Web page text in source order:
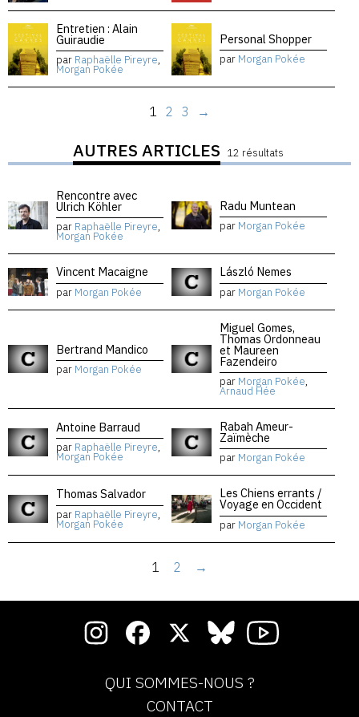
Entretien : Alain
Guiraudie
par Raphaëlle Pireyre,
Morgan Pokée
Personal Shopper
par Morgan Pokée
1 2 3 →
AUTRES ARTICLES 12 résultats
Rencontre avec
Ulrich Köhler
par Raphaëlle Pireyre,
Morgan Pokée
Radu Muntean
par Morgan Pokée
Vincent Macaigne
par Morgan Pokée
László Nemes
par Morgan Pokée
Bertrand Mandico
par Morgan Pokée
Miguel Gomes,
Thomas Ordonneau
et Maureen
Fazendeiro
par Morgan Pokée,
Arnaud Hée
Antoine Barraud
par Raphaëlle Pireyre,
Morgan Pokée
Rabah Ameur-
Zaïmèche
par Morgan Pokée
Thomas Salvador
par Raphaëlle Pireyre,
Morgan Pokée
Les Chiens errants /
Voyage en Occident
par Morgan Pokée
1 2 →
QUI SOMMES-NOUS ?
CONTACT